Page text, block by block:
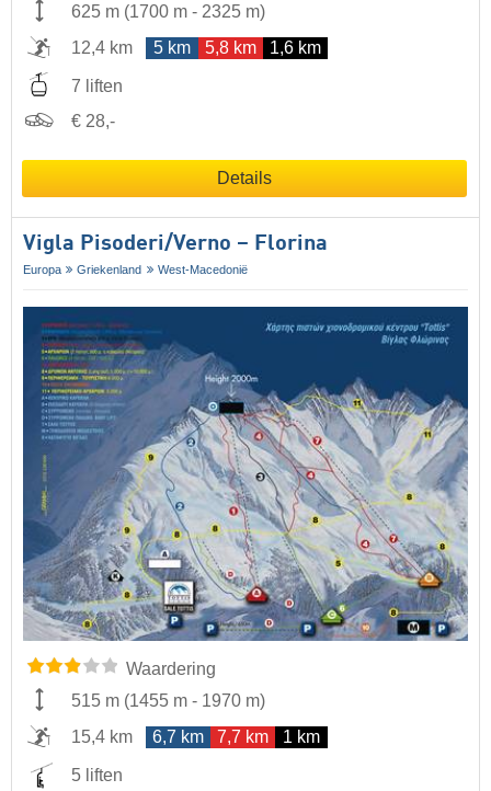
625 m (1700 m - 2325 m)
12,4 km
5 km 5,8 km 1,6 km
7 liften
€ 28,-
Details
Vigla Pisoderi/​Verno – Florina
Europa Griekenland West-Macedonië
Waardering
515 m (1455 m - 1970 m)
15,4 km
6,7 km 7,7 km 1 km
5 liften